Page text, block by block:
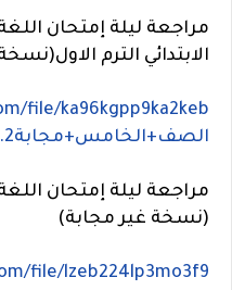
مراجعة ليلة إمتحان
الابتدائي الترم
الصف+الخامس+مجابة2.pdf/file
مراجعة ليلة إمتحان
(نسخة غير مجابة)